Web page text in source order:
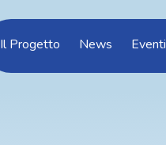
Il Progetto News Eventi